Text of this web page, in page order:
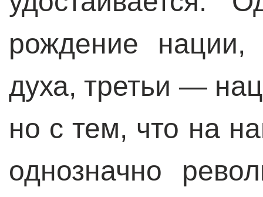
рождение
духа, третьи —
но с тем, что на
однозначно